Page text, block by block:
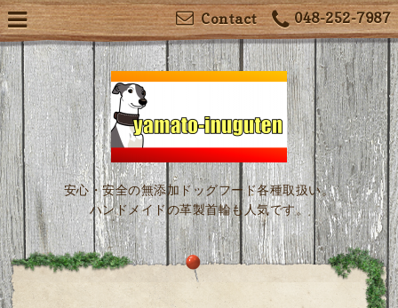
048-252-7987
Contact
安心・安全の無添加ドッグフード各種取扱い。
ハンドメイドの革製首輪も人気です。